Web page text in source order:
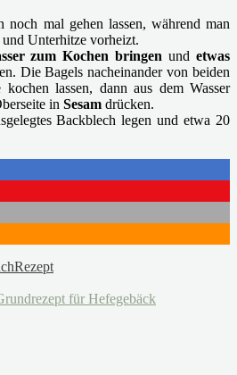
noch mal gehen lassen, während man
Unterhitze vorheizt.
zum Kochen bringen undetwas
Die Bagels nacheinander von beiden
lassen, dann aus dem Wasser
in Sesam drücken.
Backblech legen und etwa 20
Rezept
für Hefegebäck